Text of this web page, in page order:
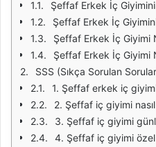
Şeffaf Erkek İç
Şeffaf Erkek İç
Şeffaf Erkek İç Giyimi
Şeffaf Erkek İç Giyimi
SSS (Sıkça Sorulan
1. Şeffaf erkek iç
2. Şeffaf iç giyimi
3. Şeffaf iç giyimi günlük
4. Şeffaf iç giyimi özel